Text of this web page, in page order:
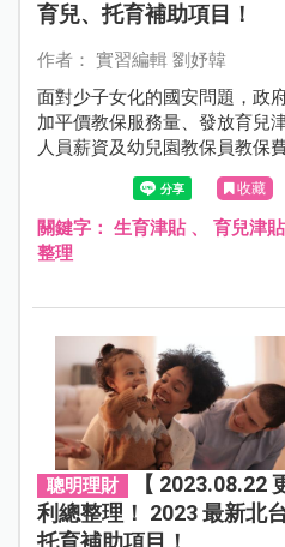
育兒、托育補助項目！
作者： 實習編輯 劉妤韓
面對少子女化的國安問題，政
加平價教保服務量、發放育兒
人員薪資及幼兒園教保員教保
實「 0-6 歲國家一起養」政策
媽霧煞煞！別擔心，本文幫爸
生育、育兒、托育補助，一起
請領什麼補助吧！
收藏
關鍵字： 生育津貼 、 育兒津貼
整理
聰明理財
【 2023.08.22
利總整理！ 2023 最新北
托育補助項目！